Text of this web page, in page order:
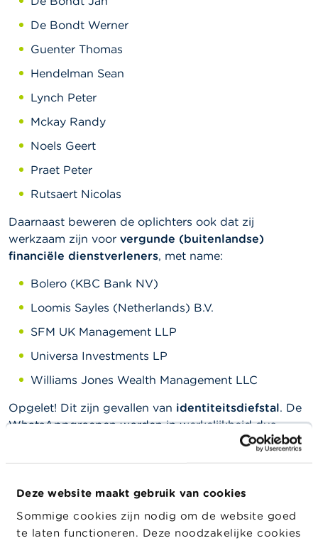
Deze website maakt gebruik van cookies
Sommige cookies zijn nodig om de website goed
te laten functioneren. Deze noodzakelijke cookies
De Bondt Werner
Guenter Thomas
Hendelman Sean
Lynch Peter
Mckay Randy
Noels Geert
Praet Peter
Rutsaert Nicolas
Daarnaast beweren de oplichters ook dat zij
werkzaam zijn voor vergunde (buitenlandse)
financiële dienstverleners, met name:
Bolero (KBC Bank NV)
Loomis Sayles (Netherlands) B.V.
SFM UK Management LLP
Universa Investments LP
Williams Jones Wealth Management LLC
Opgelet! Dit zijn gevallen van identiteitsdiefstal. De
WhatsAppgroepen worden in werkelijkheid dus
helemaal niet beheerd door vergunde instellingen.
gebracht met een onderneming die
Nanolite
heet en die gebruik maakt van de
websitenanolite-foundationnlf.com.